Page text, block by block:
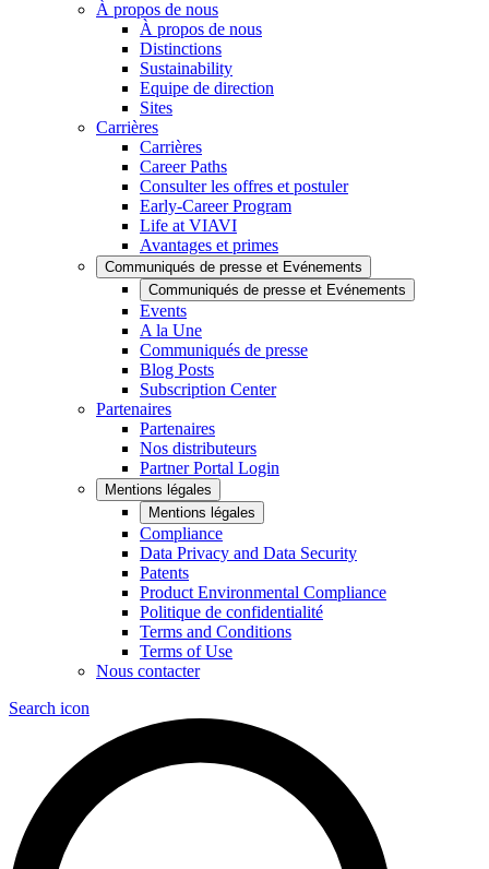
À propos de nous
À propos de nous
Distinctions
Sustainability
Equipe de direction
Sites
Carrières
Carrières
Career Paths
Consulter les offres et postuler
Early-Career Program
Life at VIAVI
Avantages et primes
Communiqués de presse et Evénements
Communiqués de presse et Evénements
Events
A la Une
Communiqués de presse
Blog Posts
Subscription Center
Partenaires
Partenaires
Nos distributeurs
Partner Portal Login
Mentions légales
Mentions légales
Compliance
Data Privacy and Data Security
Patents
Product Environmental Compliance
Politique de confidentialité
Terms and Conditions
Terms of Use
Nous contacter
Search icon